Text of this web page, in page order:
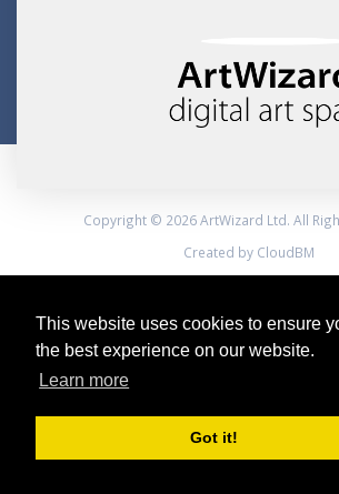
This website uses cookies to ensure
the best experience on our website.
Learn more
Got it!
Copyright © 2026 ArtWizard Ltd. All
Created by CloudBM